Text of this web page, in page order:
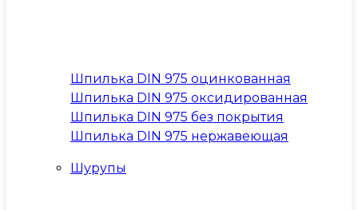
Шпилька DIN 975 оцинкованная
Шпилька DIN 975 оксидированная
Шпилька DIN 975 без покрытия
Шпилька DIN 975 нержавеющая
Шурупы